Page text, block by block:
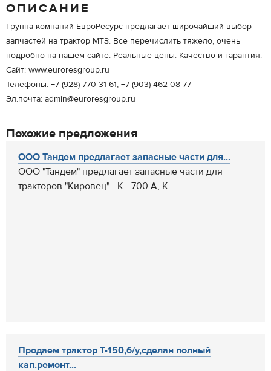
ОПИСАНИЕ
Группа компаний ЕвроРесурс предлагает широчайший выбор
запчастей на трактор МТЗ. Все перечислить тяжело, очень
подробно на нашем сайте. Реальные цены. Качество и гарантия.
Сайт: www.euroresgroup.ru
Телефоны: +7 (928) 770-31-61, +7 (903) 462-08-77
Эл.почта: admin@euroresgroup.ru
Похожие предложения
ООО Тандем предлагает запасные части для...
ООО "Тандем" предлагает запасные части для
тракторов "Кировец" - К - 700 А, К - ...
Продаем трактор Т-150,б/у,сделан полный
кап.ремонт...